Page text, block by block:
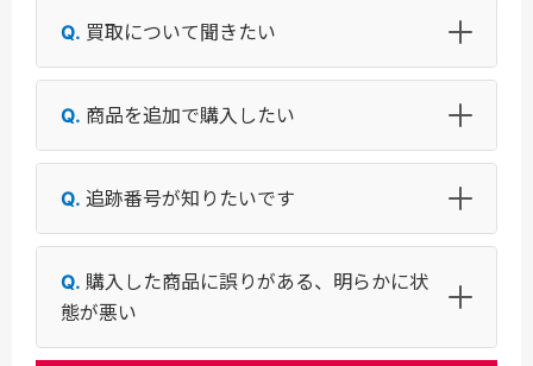
買取について聞きたい
商品を追加で購入したい
追跡番号が知りたいです
購入した商品に誤りがある、明らかに状
態が悪い